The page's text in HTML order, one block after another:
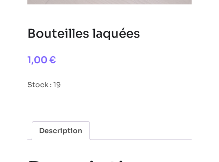
Bouteilles laquées
1,00 €
Stock : 19
Description